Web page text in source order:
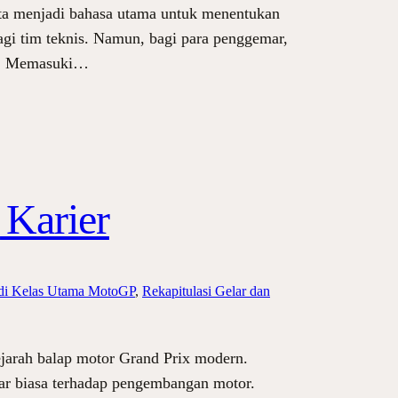
menjadi bahasa utama untuk menentukan
tim teknis. Namun, bagi para penggemar,
Memasuki…
Karier
Kelas Utama MotoGP, Rekapitulasi Gelar dan
balap motor Grand Prix modern.
biasa terhadap pengembangan motor.